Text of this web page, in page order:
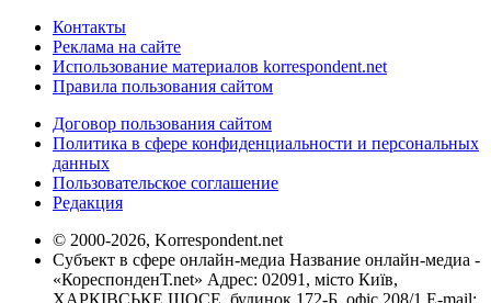
Контакты
Реклама на сайте
Использование материалов korrespondent.net
Правила пользования сайтом
Договор пользования сайтом
Политика в сфере конфиденциальности и персональных
данных
Пользовательское соглашение
Редакция
© 2000-2026, Korrespondent.net
Субъект в сфере онлайн-медиа Название онлайн-медиа -
«КореспонденТ.net» Адрес: 02091, місто Київ,
ХАРКІВСЬКЕ ШОСЕ, будинок 172-Б, офіс 208/1 E-mail: